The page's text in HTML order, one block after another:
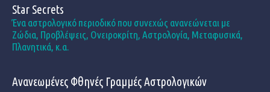
Star Secrets
Ένα αστρολογικό περιοδικό που συνεχώς ανανεώνεται με
Ζώδια, Προβλέψεις, Ονειροκρίτη, Αστρολογία, Μεταφυσικά,
Πλανητικά, κ.α.
Ανανεωμένες Φθηνές Γραμμές Αστρολογικών